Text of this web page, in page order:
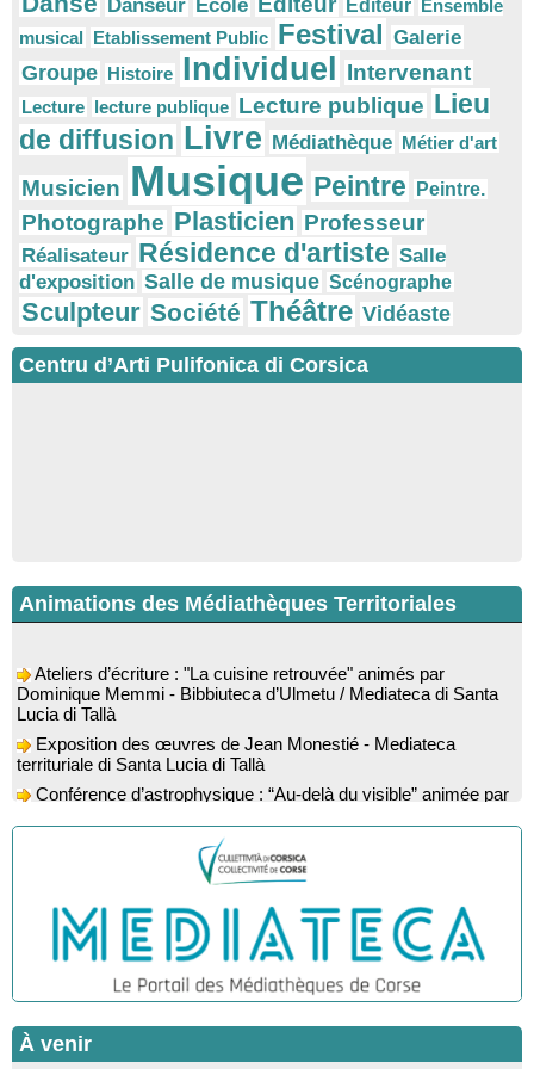
Danseur Ecole Éditeur
Ensemble
musical Etablissement Public Festival Galerie
Groupe Histoire Individuel Intervenant
Lecture lecture publique Lecture publique Lieu
de diffusion Livre Médiathèque Métier d'art
Musicien Musique Peintre Peintre.
Photographe Plasticien Professeur
Réalisateur Résidence d'artiste Salle
d'exposition Salle de musique Scénographe
Sculpteur Société Théâtre Vidéaste
Centru d’Arti Pulifonica di Corsica
Animations des Médiathèques Territoriales
Dominique Memmi - Bibbiuteca d’Ulmetu / Mediateca di Santa
Lucia di Tallà
territuriale di Santa Lucia di Tallà
l’astrophysicien Paul Guerrini - Médiathèque - Pitretu è
Exposition des œuvres de Dominique Malberti Morin :
"Racines, peintures acryliques et aquarelles" - Mediateca
territuriale di Santa Lucia di Tallà
Animation : "Petits lecteurs" - Médiathèque - Pitretu è
Bicchisgià
mignuleddu" par la Caravane de Conteurs - Currà
patrimoine religieux, roman, thermal et littéraire - Spaziu Jean-
Marc Fiamma - A Sarra di Farru
À venir